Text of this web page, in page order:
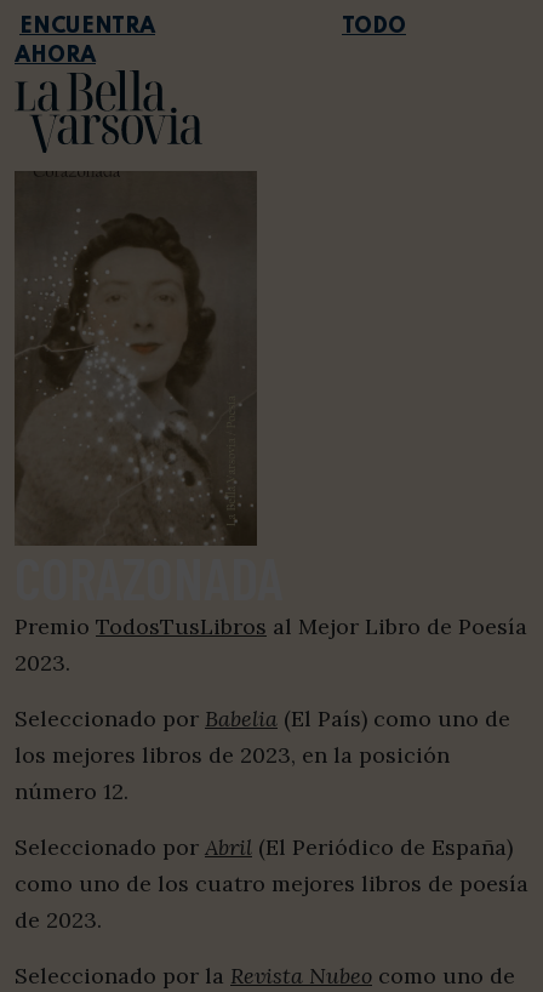
TODO
AHORA
Premio TodosTusLibros al Mejor Libro de Poesía
2023.
Seleccionado por Babelia (El País) como uno de
los mejores libros de 2023, en la posición
número 12.
Seleccionado por Abril (El Periódico de España)
como uno de los cuatro mejores libros de poesía
de 2023.
Seleccionado por la Revista Nubeo como uno de